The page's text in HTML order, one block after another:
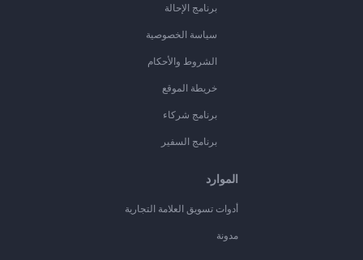
برنامج الإحالة
سياسة الخصوصية
الشروط والأحكام
خريطة الموقع
برنامج شركاء
برنامج السفير
الموارد
أدوات تسويق العلامة التجارية
مدونة